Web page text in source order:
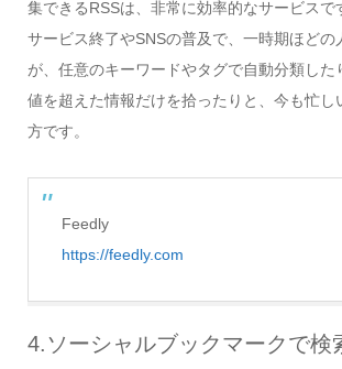
集できるRSSは、非常に効率的なサービスで
サービス終了やSNSの普及で、一時期ほどの
が、任意のキーワードやタグで自動分類した
値を超えた情報だけを拾ったりと、今も忙し
方です。
Feedly
https://feedly.com
4.ソーシャルブックマークで検